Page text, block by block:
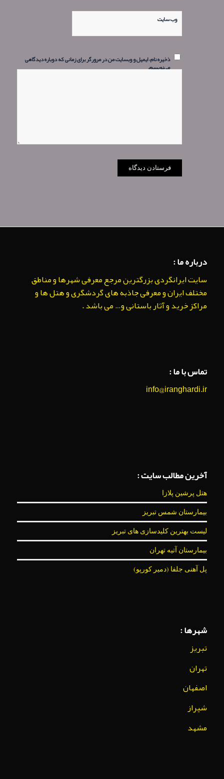
وب‌ سایت
ذخیره نام، ایمیل و وبسایت من در مرورگر برای زمانی که دوباره دیدگاهی
می‌نویسم.
درباره ما :
سایت ایرانگردی بزرگترین مرجع معرفی شهرها و مناطق
مختلف ایران و معرفی جاذبه های گردشگری و هتل ها و
مراکز خرید و آثار باستانی و… می باشد .
تماس با ما :
info@iranghardi.ir
آخرین مطالب سایت :
هتل پرشین پلازا
بیمارستان شمس تبریز
لیست بهترین کلیدسازی های تبریز
بیمارستان آتیه تهران
پل آهنی جلفا (دمیر کورپو)
شهرها :
تبریز
تهران
اصفهان
شیراز
مشهد